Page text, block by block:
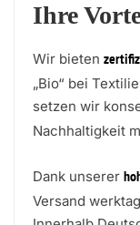
Ihre
Wir bieten
„Bio“ bei
setzen wir
Nachhaltigkeit
Dank unserer
Versand